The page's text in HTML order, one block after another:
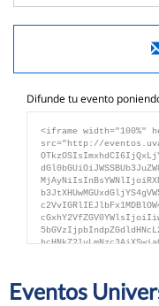
Difunde tu evento
Eventos